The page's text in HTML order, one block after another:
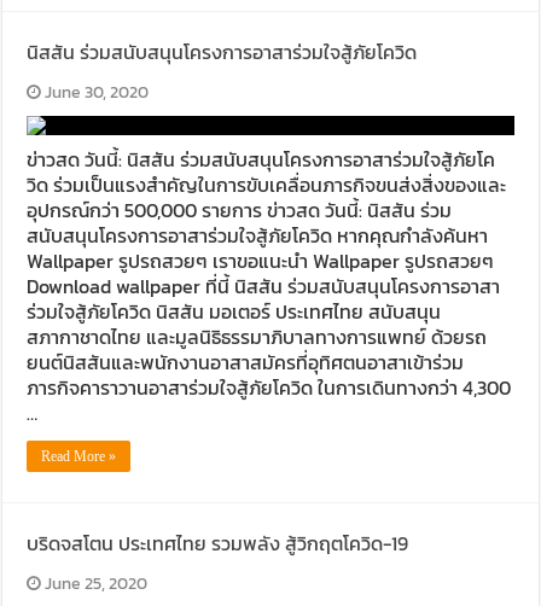
นิสสัน ร่วมสนับสนุนโครงการอาสาร่วมใจสู้ภัยโควิด
June 30, 2020
ข่าวสด วันนี้: นิสสัน ร่วมสนับสนุนโครงการอาสาร่วมใจสู้ภัยโค
วิด ร่วมเป็นแรงสำคัญในการขับเคลื่อนภารกิจขนส่งสิ่งของและ
อุปกรณ์กว่า 500,000 รายการ ข่าวสด วันนี้: นิสสัน ร่วม
สนับสนุนโครงการอาสาร่วมใจสู้ภัยโควิด หากคุณกำลังค้นหา
Wallpaper รูปรถสวยๆ เราขอแนะนำ Wallpaper รูปรถสวยๆ
Download wallpaper ที่นี้ นิสสัน ร่วมสนับสนุนโครงการอาสา
ร่วมใจสู้ภัยโควิด นิสสัน มอเตอร์ ประเทศไทย สนับสนุน
สภากาชาดไทย และมูลนิธิธรรมาภิบาลทางการแพทย์ ด้วยรถ
ยนต์นิสสันและพนักงานอาสาสมัครที่อุทิศตนอาสาเข้าร่วม
ภารกิจคาราวานอาสาร่วมใจสู้ภัยโควิด ในการเดินทางกว่า 4,300
…
Read More »
บริดจสโตน ประเทศไทย รวมพลัง สู้วิกฤตโควิด-19
June 25, 2020